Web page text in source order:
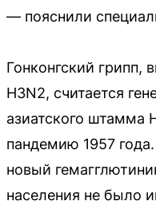
— пояснили
Гонконгский
H3N2, считается
азиатского штамма
пандемию 1957
новый
населения не было